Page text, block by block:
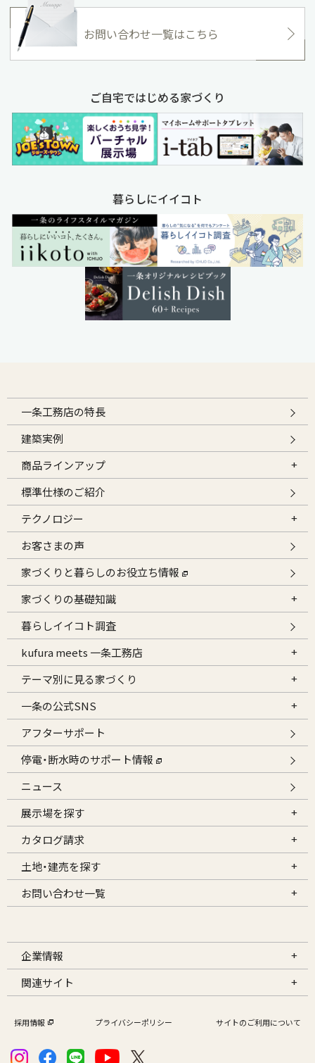
お問い合わせ一覧はこちら
ご自宅ではじめる家づくり
暮らしにイイコト
一条工務店の特長
建築実例
商品ラインアップ
標準仕様のご紹介
テクノロジー
お客さまの声
家づくりと暮らしのお役立ち情報
家づくりの基礎知識
暮らしイイコト調査
kufura meets 一条工務店
テーマ別に見る家づくり
一条の公式SNS
アフターサポート
停電・断水時のサポート情報
ニュース
展示場を探す
カタログ請求
土地・建売を探す
お問い合わせ一覧
企業情報
関連サイト
採用情報 プライバシーポリシー サイトのご利用について